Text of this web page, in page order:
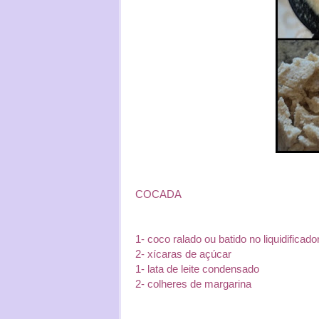
COCADA
1- coco ralado ou batido no
2- xícaras de açúcar
1- lata de leite condensado
2- colheres de margarina